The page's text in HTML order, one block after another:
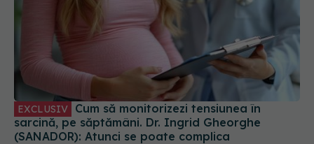
EXCLUSIV
sarcină, pe săptămâni. Dr. Ingrid Gheorghe
(SANADOR): Atunci se poate complica